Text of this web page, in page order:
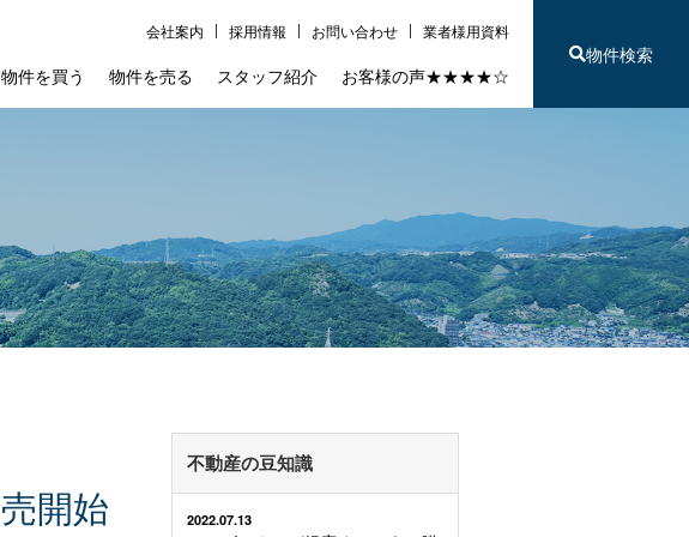
会社案内 採用情報 お問い合わせ 業者様用資料
物件を買う 物件を売る スタッフ紹介 お客様の声★★★★☆
物件検索
売開始
不動産の豆知識
2022.07.13